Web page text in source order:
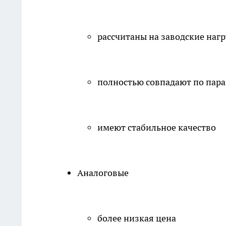
рассчитаны на заводские
полностью совпадают по
имеют стабильное качество
Аналоговые
более низкая цена